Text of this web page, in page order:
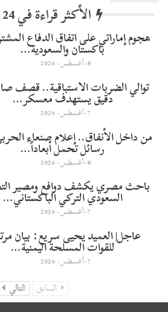
الأكثر قراءة في 24 ساعة
هجوم إماراتي على اتفاق الدفاع
باكستان والسعودية…
8-أغسطس- 2026
توالي الضربات الاستباقية.. قصف
دقيق يستهدف معسكر…
7-أغسطس- 2026
من داخل الأنفاق.. إعلام صنعاء
رسائل تحمل أبعاداً…
8-أغسطس- 2026
باحث مصري يكشف دوافع ومصير
السعودي التركي الباكستاني…
7-أغسطس- 2026
عاجل| العميد يحيى سريع: بيان
للقوات المسلحة اليمنية…
7-أغسطس- 2026
السابق التالي